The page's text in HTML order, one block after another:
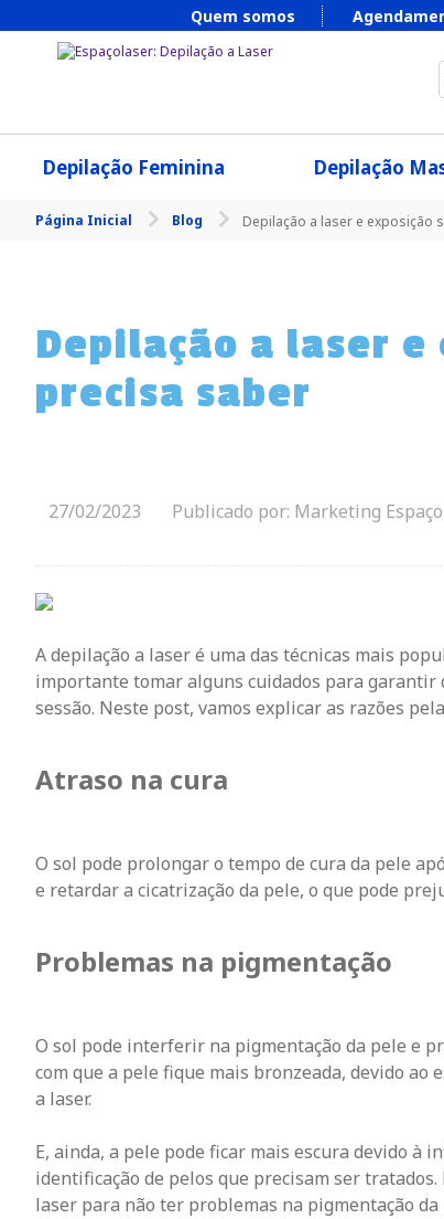
Quem somos
Depilação Feminina Depilação
Página Inicial Blog Depilação a laser e exposição
Depilação a laser
precisa saber
27/02/2023 Publicado por: Marketing
A depilação a laser é uma das técnicas mais
importante tomar alguns cuidados para garantir
sessão. Neste post, vamos explicar as razões
Atraso na cura
O sol pode prolongar o tempo de cura da pele
e retardar a cicatrização da pele, o que pode
Problemas na pigmentação
O sol pode interferir na pigmentação da pele e
com que a pele fique mais bronzeada, devido
a laser.
E, ainda, a pele pode ficar mais escura devido à
identificação de pelos que precisam ser
laser para não ter problemas na pigmentação da